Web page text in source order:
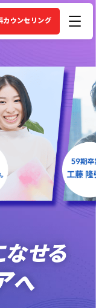
カウンセリング